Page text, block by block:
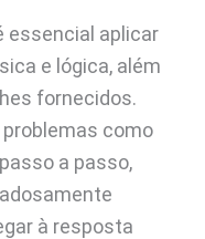
essencial aplicar
e lógica, além
fornecidos.
como
a passo,
à resposta